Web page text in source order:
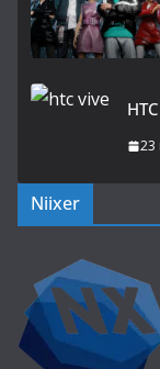
23
Niixer